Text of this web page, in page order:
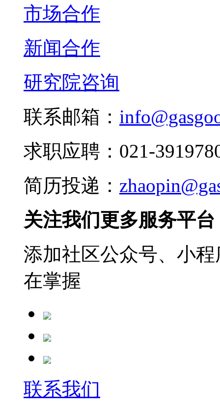
市场合作
新闻合作
研究院咨询
联系邮箱：
求职应聘：021-
简历投递：
关注我们更多服务平台
添加社区公众号、小
在掌握
联系我们